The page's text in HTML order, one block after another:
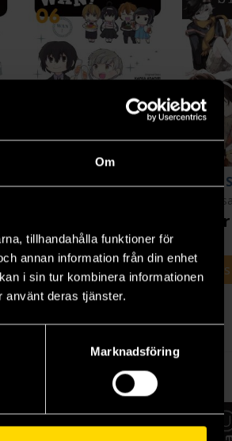
Om
tillhandahålla funktioner för
annan information från din enhet
i sin tur kombinera informationen
använt deras tjänster.
Marknadsföring
Vol 5 Bungo Stray Dogs: Wan! Vol 6
Läs mer
Kafka
179 kr